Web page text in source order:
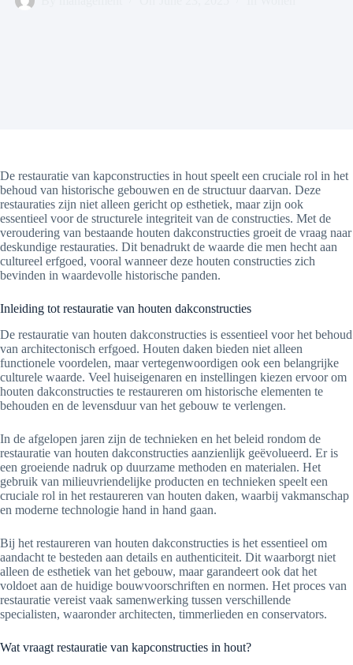
De restauratie van kapconstructies in hout speelt een cruciale rol in het
behoud van historische gebouwen en de structuur daarvan. Deze
restauraties zijn niet alleen gericht op esthetiek, maar zijn ook
essentieel voor de structurele integriteit van de constructies. Met de
veroudering van bestaande houten dakconstructies groeit de vraag naar
deskundige restauraties. Dit benadrukt de waarde die men hecht aan
cultureel erfgoed, vooral wanneer deze houten constructies zich
bevinden in waardevolle historische panden.
Inleiding tot restauratie van houten dakconstructies
De restauratie van houten dakconstructies is essentieel voor het behoud
van architectonisch erfgoed. Houten daken bieden niet alleen
functionele voordelen, maar vertegenwoordigen ook een belangrijke
culturele waarde. Veel huiseigenaren en instellingen kiezen ervoor om
houten dakconstructies te restaureren om historische elementen te
behouden en de levensduur van het gebouw te verlengen.
In de afgelopen jaren zijn de technieken en het beleid rondom de
restauratie van houten dakconstructies aanzienlijk geëvolueerd. Er is
een groeiende nadruk op duurzame methoden en materialen. Het
gebruik van milieuvriendelijke producten en technieken speelt een
cruciale rol in het restaureren van houten daken, waarbij vakmanschap
en moderne technologie hand in hand gaan.
Bij het restaureren van houten dakconstructies is het essentieel om
aandacht te besteden aan details en authenticiteit. Dit waarborgt niet
alleen de esthetiek van het gebouw, maar garandeert ook dat het
voldoet aan de huidige bouwvoorschriften en normen. Het proces van
restauratie vereist vaak samenwerking tussen verschillende
specialisten, waaronder architecten, timmerlieden en conservators.
Wat vraagt restauratie van kapconstructies in hout?